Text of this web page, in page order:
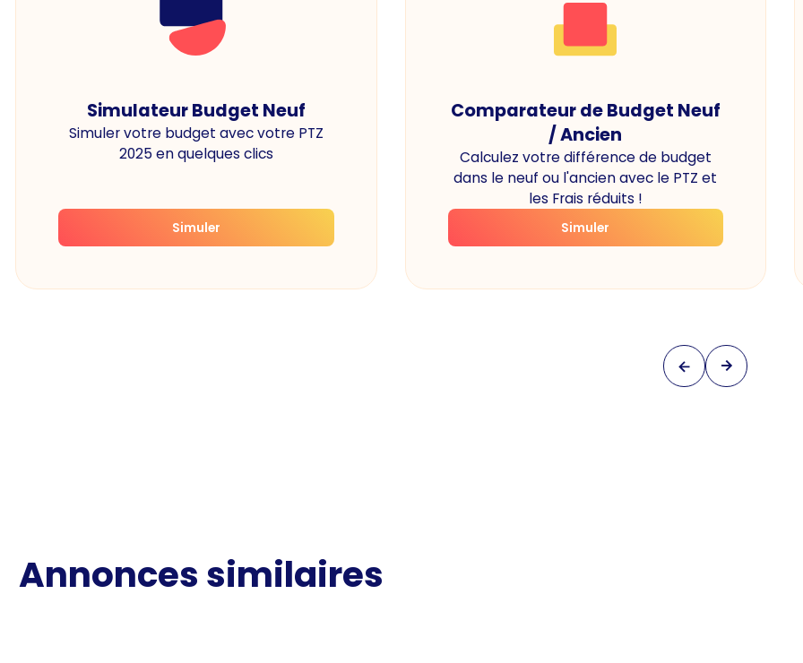
Simulateur Budget Neuf
Simuler votre budget avec votre PTZ
2025 en quelques clics
Simuler
Comparateur de Budget Neuf
/ Ancien
Calculez votre différence de budget
dans le neuf ou l'ancien avec le PTZ et
les Frais réduits !
Simuler
Annonces similaires